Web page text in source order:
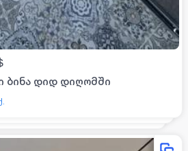
ბინა დიდ დიღომში